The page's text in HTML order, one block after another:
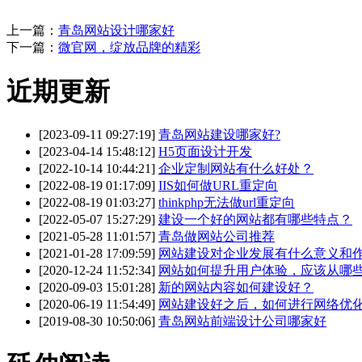
上一篇： 青岛网站设计哪家好
下一篇： 微官网，绽放品牌的精彩
近期更新
[2023-09-11 09:27:19] 青岛网站建设哪家好?
[2023-04-14 15:48:12] H5页面设计开发
[2022-10-14 10:44:21] 企业定制网站有什么好处？
[2022-08-19 01:17:09] IIS如何做URL重定向
[2022-08-19 01:03:27] thinkphp无法做url重定向
[2022-05-07 15:27:29] 建设一个好的网站都有哪些特点？
[2021-05-28 11:01:57] 青岛做网站公司推荐
[2021-01-28 17:09:59] 网站建设对企业发展有什么意义和
[2020-12-24 11:52:34] 网站如何提升用户体验，应该从哪
[2020-09-03 15:01:28] 新的网站内容如何建设好？
[2020-06-19 11:54:49] 网站建设好之后，如何进行网络优
[2019-08-30 10:50:06] 青岛网站前端设计公司哪家好